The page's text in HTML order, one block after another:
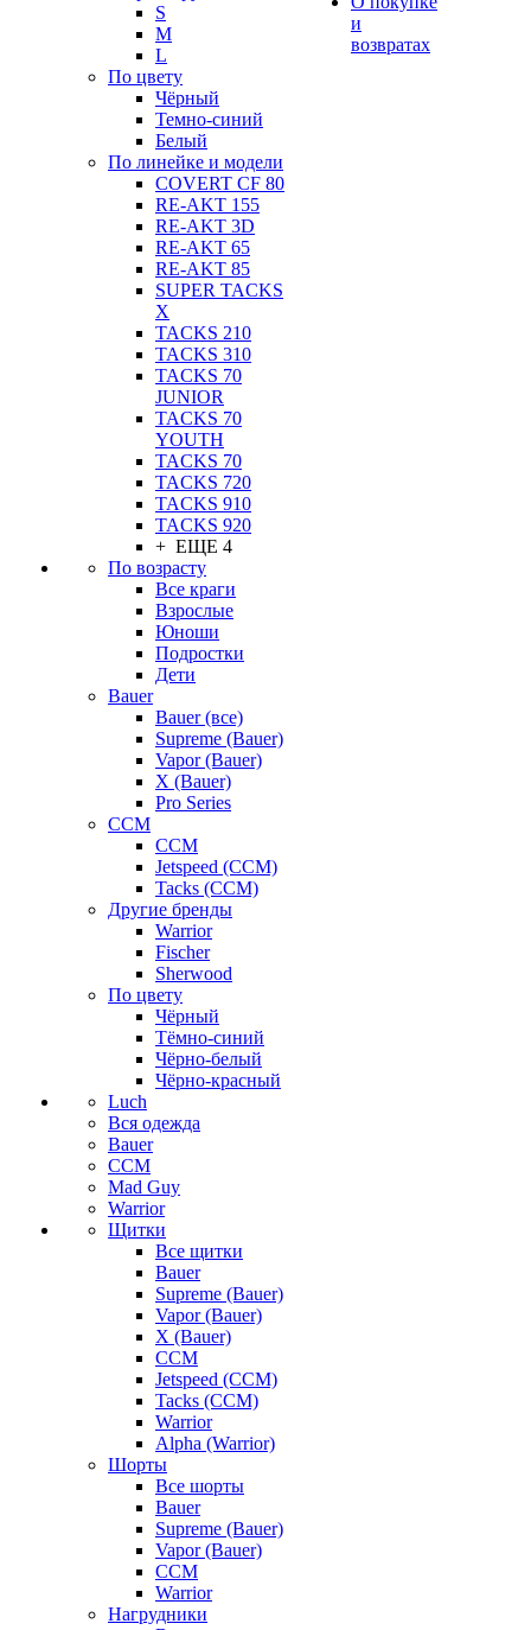
S
M
L
По цвету
Чёрный
Темно-синий
Белый
По линейке и модели
COVERT CF 80
RE-AKT 155
RE-AKT 3D
RE-AKT 65
RE-AKT 85
SUPER TACKS
X
TACKS 210
TACKS 310
TACKS 70
JUNIOR
TACKS 70
YOUTH
TACKS 70
TACKS 720
TACKS 910
TACKS 920
+ ЕЩЕ 4
По возрасту
Все краги
Взрослые
Юноши
Подростки
Дети
Bauer
Bauer (все)
Supreme (Bauer)
Vapor (Bauer)
X (Bauer)
Pro Series
CCM
CCM
Jetspeed (CCM)
Tacks (CCM)
Другие бренды
Warrior
Fischer
Sherwood
По цвету
Чёрный
Тёмно-синий
Чёрно-белый
Чёрно-красный
Luch
Вся одежда
Bauer
CCM
Mad Guy
Warrior
Щитки
Все щитки
Bauer
Supreme (Bauer)
Vapor (Bauer)
X (Bauer)
CCM
Jetspeed (CCM)
Tacks (CCM)
Warrior
Alpha (Warrior)
Шорты
Все шорты
Bauer
Supreme (Bauer)
Vapor (Bauer)
CCM
Warrior
Нагрудники
и
возвратах